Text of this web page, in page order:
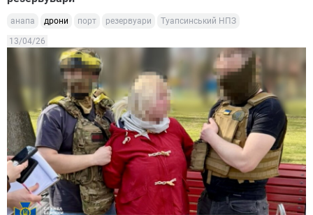
анапа дрони порт резервуари Туапсинський НПЗ
13/04/26